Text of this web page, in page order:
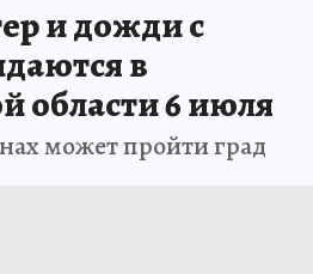
и дожди с
в
области 6 июля
может пройти град